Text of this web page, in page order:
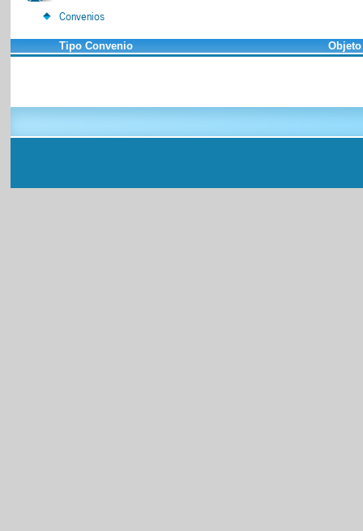
Convenios
Tipo Convenio Objeto